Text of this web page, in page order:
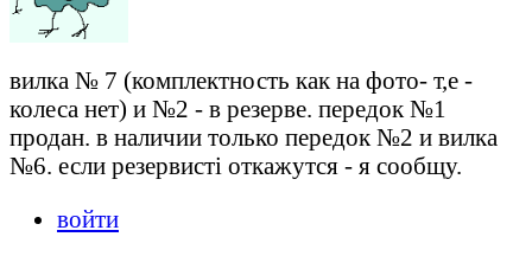
вилка № 7 (комплектность как на фото- т,е -
колеса нет) и №2 - в резерве. передок №1
продан. в наличии только передок №2 и вилка
№6. если резервисті откажутся - я сообщу.
войти